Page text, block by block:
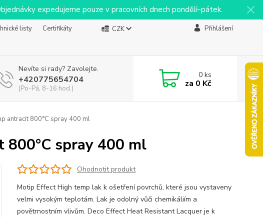
expedujeme pouze v pracovních dnech pondělí–pátek.
listy
Certifikáty
CZK Přihlášení
Nevíte si rady? Zavolejte.
+420775654704
(Po-Pá, 8-16 hod.)
0ks
za 0 Kč
antracit 800°C spray 400 ml
spray 400 ml
Ohodnotit produkt
Motip Effect High temp lak k ošetření povrchů, které jsou vystaveny
velmi vysokým teplotám. Lak je odolný vůči chemikáliím a
povětrnostním vlivům. Deco Effect Heat Resistant Lacquer je k